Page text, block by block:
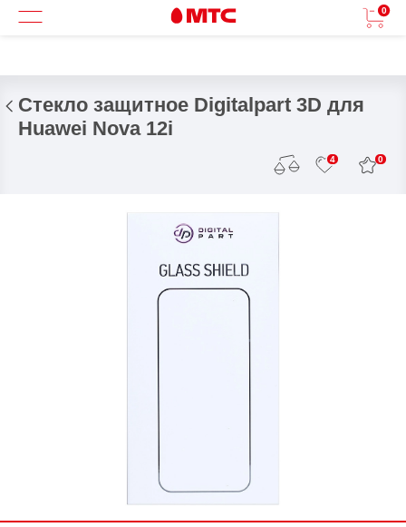
0
Стекло защитное Digitalpart 3D для
Huawei Nova 12i
4 0